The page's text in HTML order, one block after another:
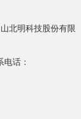
北明科技股份有限
话：